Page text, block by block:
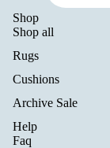
Shop
Shop all
Rugs
Cushions
Archive Sale
Help
Faq